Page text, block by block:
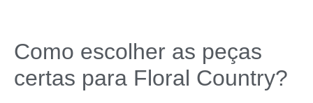
Como escolher as peças
certas para Floral Country?